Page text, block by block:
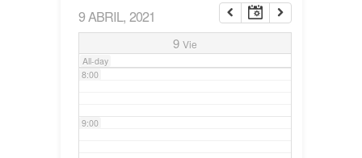
9 ABRIL, 2021
9 Vie
All-day
7:00
8:00
9:00